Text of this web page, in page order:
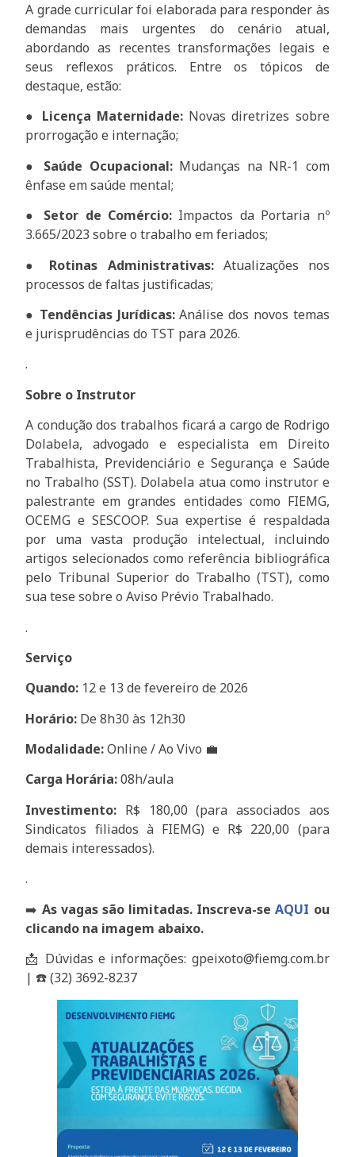
A grade curricular foi elaborada para responder às
demandas mais urgentes do cenário atual,
abordando as recentes transformações legais e
seus reflexos práticos. Entre os tópicos de
destaque, estão:
● Licença Maternidade: Novas diretrizes sobre
prorrogação e internação;
● Saúde Ocupacional: Mudanças na NR-1 com
ênfase em saúde mental;
● Setor de Comércio: Impactos da Portaria nº
3.665/2023 sobre o trabalho em feriados;
● Rotinas Administrativas:Atualizações nos
processos de faltas justificadas;
● Tendências Jurídicas:Análise dos novos temas
e jurisprudências do TST para 2026.
.
Sobre o Instrutor
A condução dos trabalhos ficará a cargo de Rodrigo
Dolabela, advogado e especialista em Direito
Trabalhista, Previdenciário e Segurança e Saúde
no Trabalho (SST). Dolabela atua como instrutor e
palestrante em grandes entidades como FIEMG,
OCEMG e SESCOOP. Sua expertise é respaldada
por uma vasta produção intelectual, incluindo
artigos selecionados como referência bibliográfica
pelo Tribunal Superior do Trabalho (TST), como
sua tese sobre o Aviso Prévio Trabalhado.
.
Serviço
Quando: 12 e 13 de fevereiro de 2026
Horário: De 8h30 às 12h30
Modalidade:Online / Ao Vivo 💼
Carga Horária:08h/aula
Investimento: R$ 180,00 (para associados aos
Sindicatos filiados à FIEMG) e R$ 220,00 (para
demais interessados).
.
➡️ As vagas são limitadas. Inscreva-seAQUI ou
clicando na imagem abaixo.
📩 Dúvidas e informações: gpeixoto@fiemg.com.br
| ☎️ (32) 3692-8237